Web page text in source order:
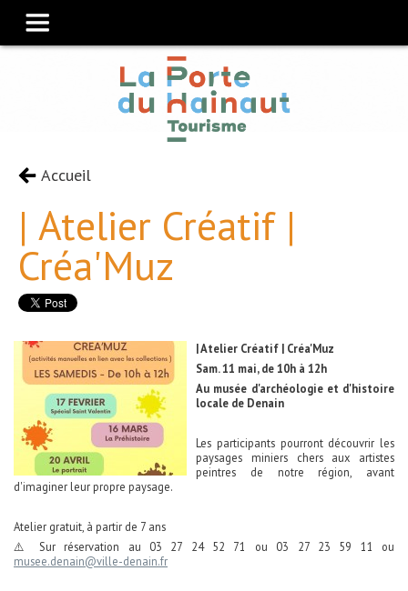
Accueil
| Atelier Créatif |
Créa'Muz
| Atelier Créatif | Créa'Muz
Sam. 11 mai, de 10h à 12h
Au musée d'archéologie et d'histoire
locale de Denain
Les participants pourront découvrir les
paysages miniers chers aux artistes
peintres de notre région, avant
d'imaginer leur propre paysage.
Atelier gratuit, à partir de 7 ans
⚠️ Sur réservation au 03 27 24 52 71 ou 03 27 23 59 11 ou
musee.denain@ville-denain.fr